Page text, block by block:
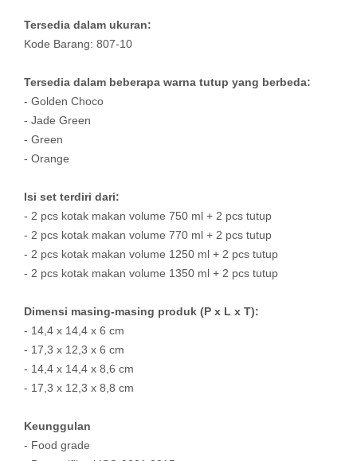
Tersedia dalam ukuran:
Kode Barang: 807-10
Tersedia dalam beberapa warna tutup yang berbeda:
- Golden Choco
- Jade Green
- Green
- Orange
Isi set terdiri dari:
- 2 pcs kotak makan volume 750 ml + 2 pcs tutup
- 2 pcs kotak makan volume 770 ml + 2 pcs tutup
- 2 pcs kotak makan volume 1250 ml + 2 pcs tutup
- 2 pcs kotak makan volume 1350 ml + 2 pcs tutup
Dimensi masing-masing produk (P x L x T):
- 14,4 x 14,4 x 6 cm
- 17,3 x 12,3 x 6 cm
- 14,4 x 14,4 x 8,6 cm
- 17,3 x 12,3 x 8,8 cm
Keunggulan
- Food grade